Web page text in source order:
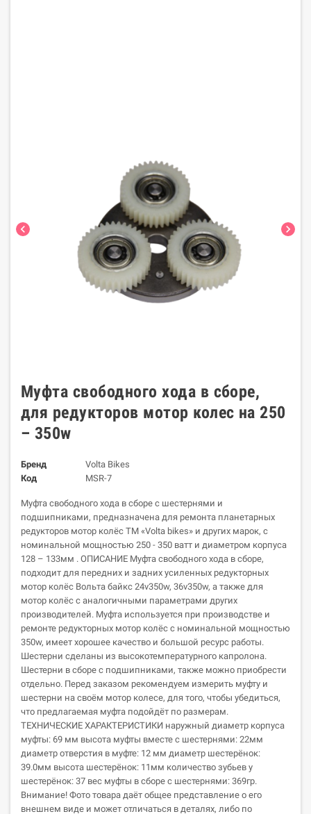
chevron_left chevron_right
Муфта свободного хода в сборе,
для редукторов мотор колес на 250
– 350w
Бренд
Volta Bikes
Код
MSR-7
Муфта свободного хода в сборе с шестернями и
подшипниками, предназначена для ремонта планетарных
редукторов мотор колёс ТМ «Volta bikes» и других марок, с
номинальной мощностью 250 - 350 ватт и диаметром корпуса
128 – 133мм . ОПИСАНИЕ Муфта свободного хода в сборе,
подходит для передних и задних усиленных редукторных
мотор колёс Вольта байкс 24v350w, 36v350w, а также для
мотор колёс с аналогичными параметрами других
производителей. Муфта используется при производстве и
ремонте редукторных мотор колёс с номинальной мощностью
350w, имеет хорошее качество и большой ресурс работы.
Шестерни сделаны из высокотемпературного капролона.
Шестерни в сборе с подшипниками, также можно приобрести
отдельно. Перед заказом рекомендуем измерить муфту и
шестерни на своём мотор колесе, для того, чтобы убедиться,
что предлагаемая муфта подойдёт по размерам.
ТЕХНИЧЕСКИЕ ХАРАКТЕРИСТИКИ наружный диаметр корпуса
муфты: 69 мм высота муфты вместе с шестернями: 22мм
диаметр отверстия в муфте: 12 мм диаметр шестерёнок:
39.0мм высота шестерёнок: 11мм количество зубьев у
шестерёнок: 37 вес муфты в сборе с шестернями: 369гр.
Внимание! Фото товара даёт общее представление о его
внешнем виде и может отличаться в деталях, либо по